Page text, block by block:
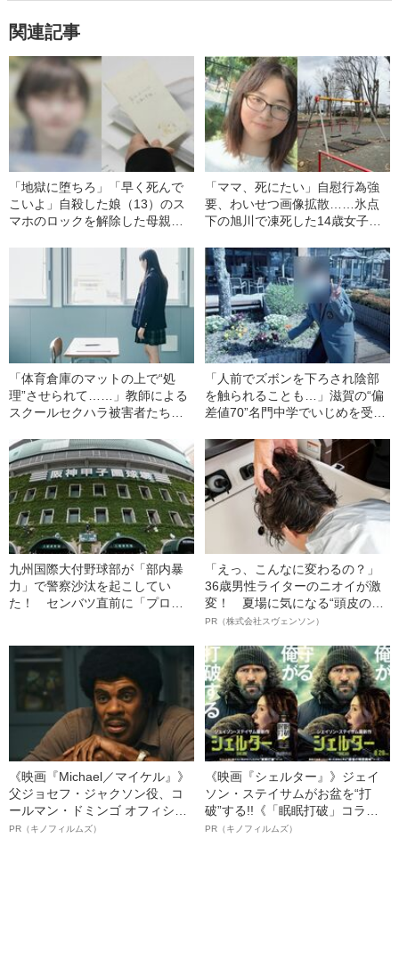
関連記事
「地獄に堕ちろ」「早く死んで
こいよ」自殺した娘（13）のス
マホのロックを解除した母親が
送った苛烈すぎるメッセージ”の
「ママ、死にたい」自慰行為強
要、わいせつ画像拡散……氷点
下の旭川で凍死した14歳女子中
円支払いで遺族と和解成立へ》
「体育倉庫のマットの上で“処
理”させられて……」教師による
スクールセクハラ被害者たちが
「人前でズボンを下ろされ陰部
を触られることも…」滋賀の“偏
差値70”名門中学でいじめを受け
ーストの恐怖”とは
九州国際大付野球部が「部内暴
力」で警察沙汰を起こしてい
た！ センバツ直前に「プロ注
答できません」
「えっ、こんなに変わるの？」
36歳男性ライターのニオイが激
変！ 夏場に気になる“頭皮のニ
オイ”や“ベタつき”を解消す
ト”が生み出した徹底ケアとは
PR（株式会社スヴェンソン）
《映画『Michael／マイケル』》
父ジョセフ・ジャクソン役、コ
ールマン・ドミンゴ オフィシャ
ルインタビュー“観客を魅了した
PR（キノフィルムズ）
《映画『シェルター』》ジェイ
ソン・ステイサムがお盆を“打
破”する!!《「眠眠打破」コラ
ボ》
PR（キノフィルムズ）